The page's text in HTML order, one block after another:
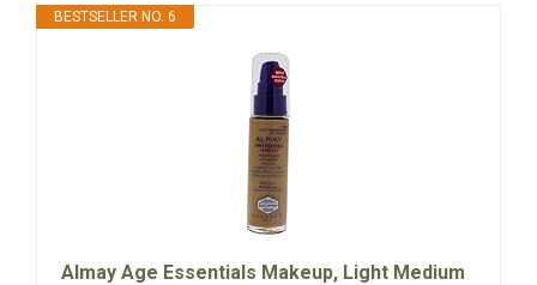
BESTSELLER NO. 6
Almay Age Essentials Makeup, Light Medium